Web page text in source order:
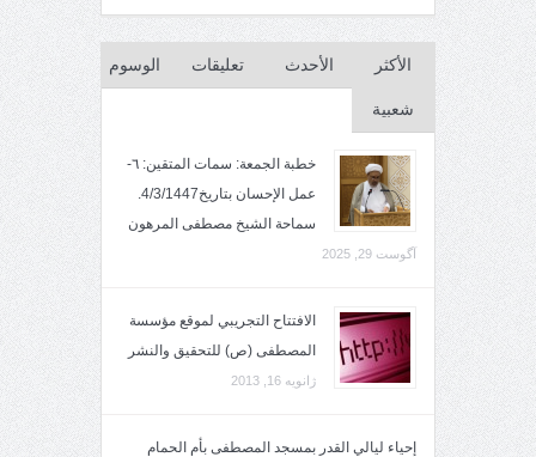
الأكثر
شعبية
الأحدث تعليقات الوسوم
خطبة الجمعة: سمات المتقين: ٦-
عمل الإحسان بتاريخ4/3/1447.
سماحة الشيخ مصطفى المرهون
آگوست 29, 2025
الافتتاح التجريبي لموقع مؤسسة
المصطفى (ص) للتحقيق والنشر
ژانویه 16, 2013
إحياء ليالي القدر بمسجد المصطفى بأم الحمام